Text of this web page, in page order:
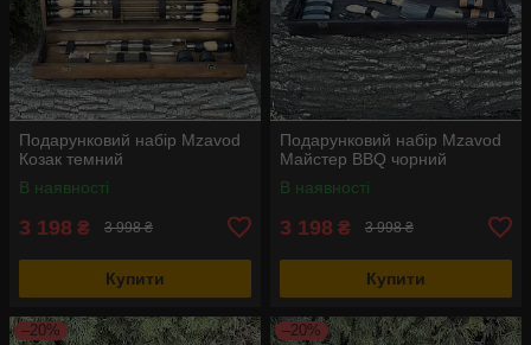
Подарунковий набір Mzavod
Козак темний
В наявності
3 198 ₴ 3 998 ₴
Купити
Подарунковий набір Mzavod
Майстер BBQ чорний
В наявності
3 198 ₴ 3 998 ₴
Купити
–20% –20%